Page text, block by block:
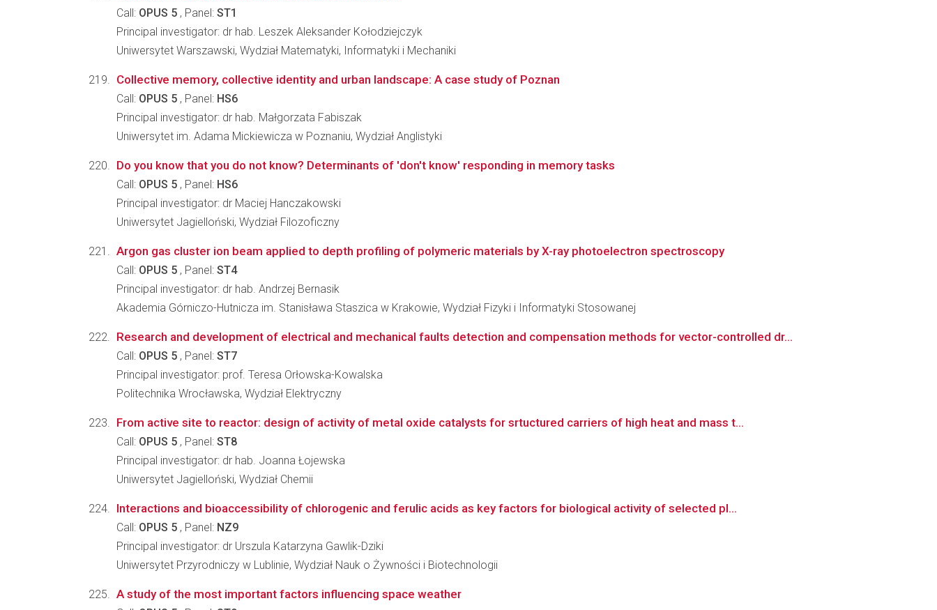
Call: OPUS 5 , Panel: ST1
Principal investigator: dr hab. Leszek Aleksander Kołodziejczyk
Uniwersytet Warszawski, Wydział Matematyki, Informatyki i Mechaniki
Collective memory, collective identity and urban landscape: A case study of Poznan
Call: OPUS 5 , Panel: HS6
Principal investigator: dr hab. Małgorzata Fabiszak
Uniwersytet im. Adama Mickiewicza w Poznaniu, Wydział Anglistyki
Do you know that you do not know? Determinants of 'don't know' responding in memory tasks
Call: OPUS 5 , Panel: HS6
Principal investigator: dr Maciej Hanczakowski
Uniwersytet Jagielloński, Wydział Filozoficzny
Argon gas cluster ion beam applied to depth profiling of polymeric materials by X-ray photoelectron spectroscopy
Call: OPUS 5 , Panel: ST4
Principal investigator: dr hab. Andrzej Bernasik
Akademia Górniczo-Hutnicza im. Stanisława Staszica w Krakowie, Wydział Fizyki i Informatyki Stosowanej
Research and development of electrical and mechanical faults detection and compensation methods for vector-controlled dr...
Call: OPUS 5 , Panel: ST7
Principal investigator: prof. Teresa Orłowska-Kowalska
Politechnika Wrocławska, Wydział Elektryczny
From active site to reactor: design of activity of metal oxide catalysts for srtuctured carriers of high heat and mass t...
Call: OPUS 5 , Panel: ST8
Principal investigator: dr hab. Joanna Łojewska
Uniwersytet Jagielloński, Wydział Chemii
Interactions and bioaccessibility of chlorogenic and ferulic acids as key factors for biological activity of selected pl...
Call: OPUS 5 , Panel: NZ9
Principal investigator: dr Urszula Katarzyna Gawlik-Dziki
Uniwersytet Przyrodniczy w Lublinie, Wydział Nauk o Żywności i Biotechnologii
A study of the most important factors influencing space weather